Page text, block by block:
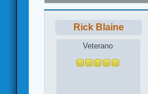
Rick Blaine
Veterano